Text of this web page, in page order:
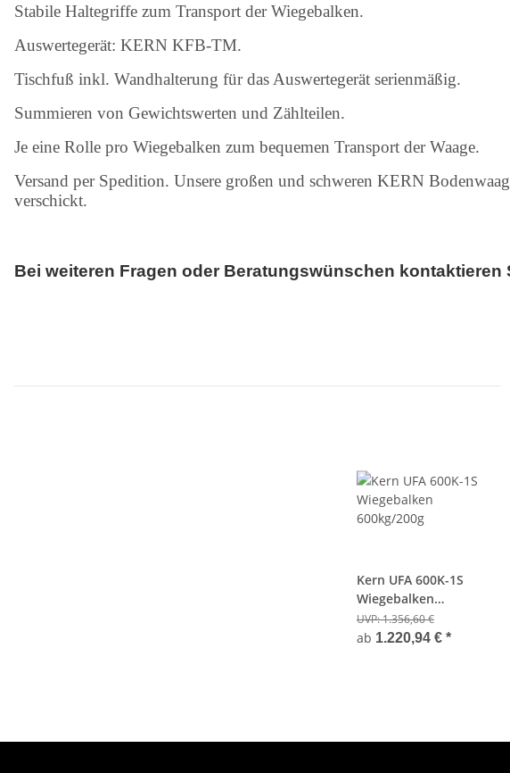
Stabile Haltegriffe zum Transport der Wiegebalken.
Auswertegerät: KERN KFB-TM.
Tischfuß inkl. Wandhalterung für das Auswertegerät serienmäßig.
Summieren von Gewichtswerten und Zählteilen.
Je eine Rolle pro Wiegebalken zum bequemen Transport der Waage.
Versand per Spedition. Unsere großen und schweren KERN
verschickt.
Bei weiteren Fragen oder Beratungswünschen
Kern UFA 600K-1S
Wiegebalken
600kg/200g
UVP:1.356,60 €
ab 1.220,94 € *